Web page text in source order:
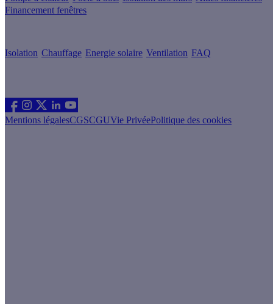
Financement fenêtres
Isolation Chauffage Energie solaire Ventilation FAQ
Mentions légalesCGSCGUVie PrivéePolitique des cookies